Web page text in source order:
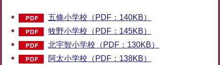
五條小学校（PDF：140KB）
牧野小学校（PDF：145KB）
北宇智小学校（PDF：130KB）
阿太小学校（PDF：138KB）